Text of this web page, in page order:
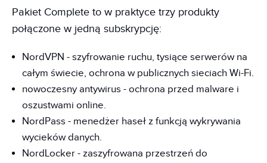
Pakiet Complete to w praktyce trzy produkty
połączone w jedną subskrypcję:
NordVPN - szyfrowanie ruchu, tysiące serwerów na
całym świecie, ochrona w publicznych sieciach Wi-Fi.
nowoczesny antywirus - ochrona przed malware i
oszustwami online.
NordPass - menedżer haseł z funkcją wykrywania
wycieków danych.
NordLocker - zaszyfrowana przestrzeń do